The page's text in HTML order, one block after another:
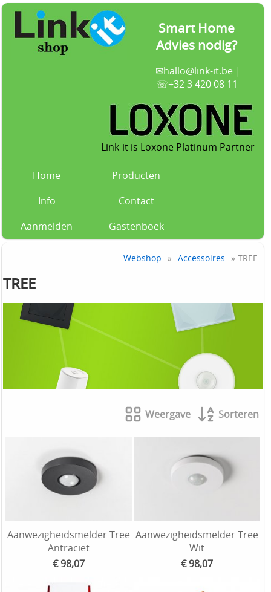
Smart Home
Advies nodig?
✉hallo@link-it.be|
☏+32 3 420 08 11
Link-it is Loxone Platinum Partner
Home
Producten
Info
Contact
Aanmelden
Gastenboek
Webshop » Accessoires » TREE
TREE
Weergave Sorteren
Aanwezigheidsmelder Tree
Antraciet
€ 98,07
Aanwezigheidsmelder Tree
Wit
€ 98,07